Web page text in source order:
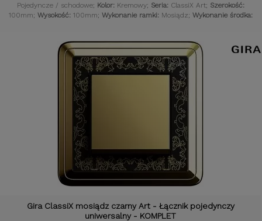
Pojedyncze / schodowe; Kolor: Kremowy; Seria: ClassiX Art; Szerokość:
100mm; Wysokość: 100mm; Wykonanie ramki: Mosiądz; Wykonanie środka:
Gira ClassiX mosiądz czarny Art - Łącznik pojedynczy
uniwersalny - KOMPLET